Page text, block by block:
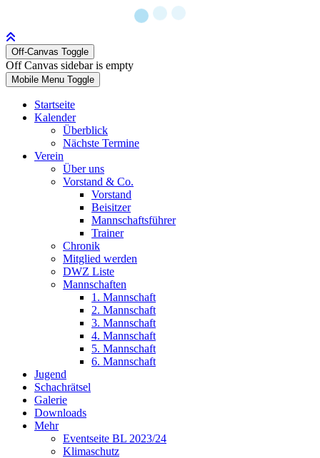
Off-Canvas Toggle
Off Canvas sidebar is empty
Mobile Menu Toggle
Startseite
Kalender
Überblick
Nächste Termine
Verein
Über uns
Vorstand & Co.
Vorstand
Beisitzer
Mannschaftsführer
Trainer
Chronik
Mitglied werden
DWZ Liste
Mannschaften
1. Mannschaft
2. Mannschaft
3. Mannschaft
4. Mannschaft
5. Mannschaft
6. Mannschaft
Jugend
Schachrätsel
Galerie
Downloads
Mehr
Eventseite BL 2023/24
Klimaschutz